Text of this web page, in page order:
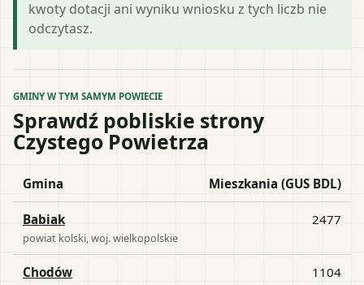
kwoty dotacji ani wyniku wniosku z tych liczb nie
odczytasz.
GMINY W TYM SAMYM POWIECIE
Sprawdź pobliskie strony
Czystego Powietrza
Gmina Mieszkania (GUS BDL)
Babiak
powiat kolski , woj.wielkopolskie
2477
Chodów 1104